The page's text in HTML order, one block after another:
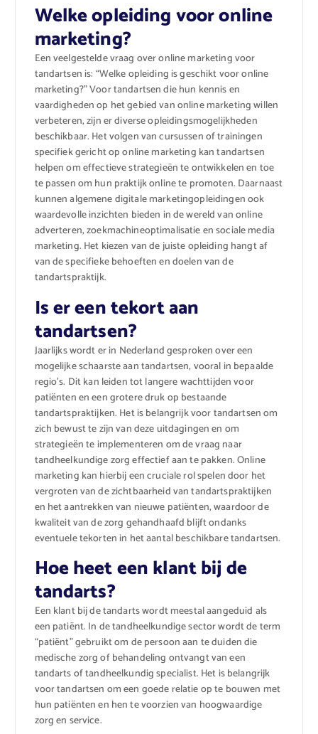
Welke opleiding voor online
marketing?
Een veelgestelde vraag over online marketing voor
tandartsen is: “Welke opleiding is geschikt voor online
marketing?” Voor tandartsen die hun kennis en
vaardigheden op het gebied van online marketing willen
verbeteren, zijn er diverse opleidingsmogelijkheden
beschikbaar. Het volgen van cursussen of trainingen
specifiek gericht op online marketing kan tandartsen
helpen om effectieve strategieën te ontwikkelen en toe
te passen om hun praktijk online te promoten. Daarnaast
kunnen algemene digitale marketingopleidingen ook
waardevolle inzichten bieden in de wereld van online
adverteren, zoekmachineoptimalisatie en sociale media
marketing. Het kiezen van de juiste opleiding hangt af
van de specifieke behoeften en doelen van de
tandartspraktijk.
Is er een tekort aan
tandartsen?
Jaarlijks wordt er in Nederland gesproken over een
mogelijke schaarste aan tandartsen, vooral in bepaalde
regio’s. Dit kan leiden tot langere wachttijden voor
patiënten en een grotere druk op bestaande
tandartspraktijken. Het is belangrijk voor tandartsen om
zich bewust te zijn van deze uitdagingen en om
strategieën te implementeren om de vraag naar
tandheelkundige zorg effectief aan te pakken. Online
marketing kan hierbij een cruciale rol spelen door het
vergroten van de zichtbaarheid van tandartspraktijken
en het aantrekken van nieuwe patiënten, waardoor de
kwaliteit van de zorg gehandhaafd blijft ondanks
eventuele tekorten in het aantal beschikbare tandartsen.
Hoe heet een klant bij de
tandarts?
Een klant bij de tandarts wordt meestal aangeduid als
een patiënt. In de tandheelkundige sector wordt de term
“patiënt” gebruikt om de persoon aan te duiden die
medische zorg of behandeling ontvangt van een
tandarts of tandheelkundig specialist. Het is belangrijk
voor tandartsen om een goede relatie op te bouwen met
hun patiënten en hen te voorzien van hoogwaardige
zorg en service.